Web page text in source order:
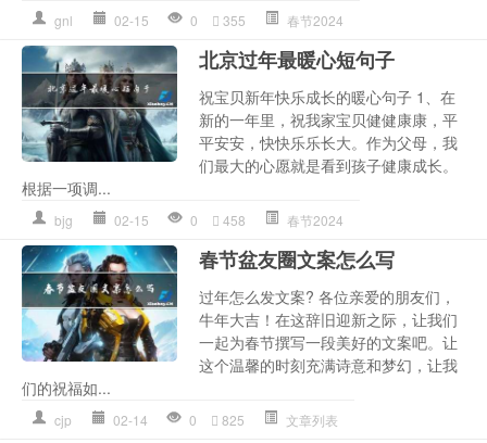
gnl 02-15 0 355 春节2024
北京过年最暖心短句子
祝宝贝新年快乐成长的暖心句子 1、在
新的一年里，祝我家宝贝健健康康，平
平安安，快快乐乐长大。作为父母，我
们最大的心愿就是看到孩子健康成长。
根据一项调...
bjg 02-15 0 458 春节2024
春节盆友圈文案怎么写
过年怎么发文案? 各位亲爱的朋友们，
牛年大吉！在这辞旧迎新之际，让我们
一起为春节撰写一段美好的文案吧。让
这个温馨的时刻充满诗意和梦幻，让我
们的祝福如...
cjp 02-14 0 825 文章列表